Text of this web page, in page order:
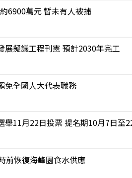
6900萬元 暫未有人被捕
展擬議工程刊憲 預計2030年完工
免全國人大代表職務
舉11月22日投票 提名期10月7日至
前恢復海峰園食水供應